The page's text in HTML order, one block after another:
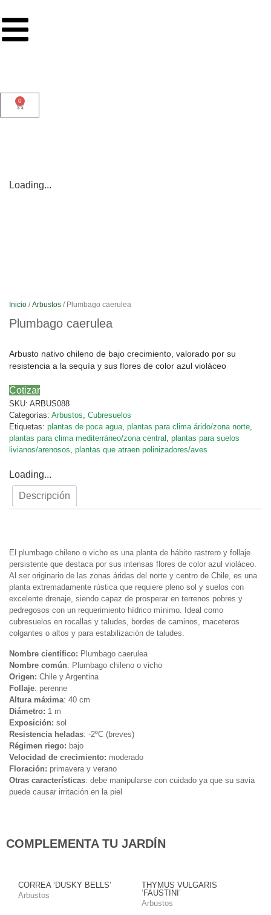
0
Loading...
Inicio /Arbustos / Plumbago caerulea
Plumbago caerulea
Arbusto nativo chileno de bajo crecimiento, valorado por su
resistencia a la sequía y sus flores de color azul violáceo
Cotizar
SKU: ARBUS088
Categorías: Arbustos, Cubresuelos
Etiquetas: plantas de poca agua, plantas para clima árido/zona norte,
plantas para clima mediterráneo/zona central , plantas para suelos
livianos/arenosos, plantas que atraen polinizadores/aves
Loading...
Descripción
El plumbago chileno o vicho es una planta de hábito rastrero y follaje
persistente que destaca por sus intensas flores de color azul violáceo.
Al ser originario de las zonas áridas del norte y centro de Chile, es una
planta extremadamente rústica que requiere pleno sol y suelos con
excelente drenaje, siendo capaz de prosperar en terrenos pobres y
pedregosos con un requerimiento hídrico mínimo. Ideal como
cubresuelos en rocallas y taludes, bordes de caminos, maceteros
colgantes o altos y para estabilización de taludes.
Nombre científico: Plumbago caerulea
Nombre común: Plumbago chileno o vicho
Origen: Chile y Argentina
Follaje: perenne
Altura máxima: 40 cm
Diámetro: 1 m
Exposición: sol
Resistencia heladas: -2ºC (breves)
Régimen riego: bajo
Velocidad de crecimiento: moderado
Floración: primavera y verano
Otras características: debe manipularse con cuidado ya que su savia
puede causar irritación en la piel
COMPLEMENTA TU JARDÍN
Arbustos
CORREA ‘DUSKY BELLS’
Arbustos
THYMUS VULGARIS
‘FAUSTINI’